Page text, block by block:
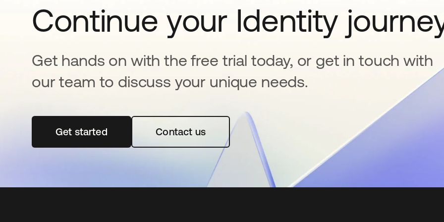
Continue your Identity
Get hands on with the free trial today, or get in touch with
our team to discuss your unique needs.
Get startedabre em uma nova guia
Contact us